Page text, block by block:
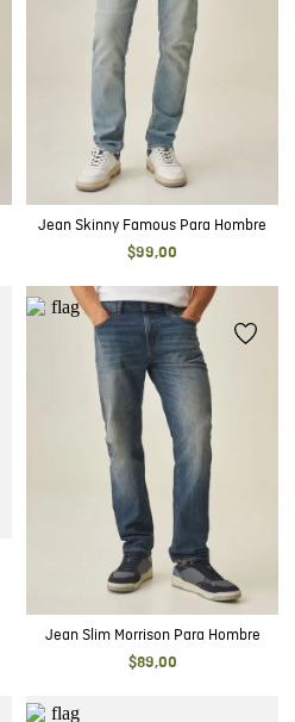
Jean Skinny Famous Para Hombre
$99,00
Jean Slim Morrison Para Hombre
$89,00